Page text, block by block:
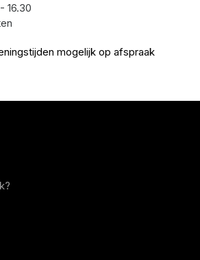
16.30
mogelijk op afspraak